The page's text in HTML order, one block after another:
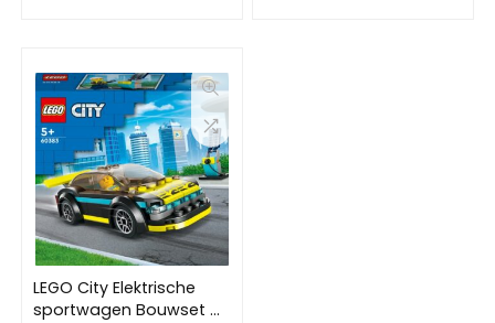
LEGO City Elektrische
sportwagen Bouwset –